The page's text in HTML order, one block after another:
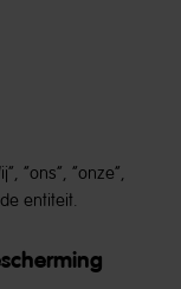
“ons”, “onze”,
entiteit.